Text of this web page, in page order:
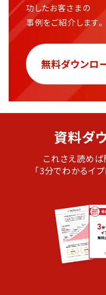
功したお客さまの
事例をご紹介します。
無料ダウンロ
資料ダ
これさえ読め
「3分でわかるイ